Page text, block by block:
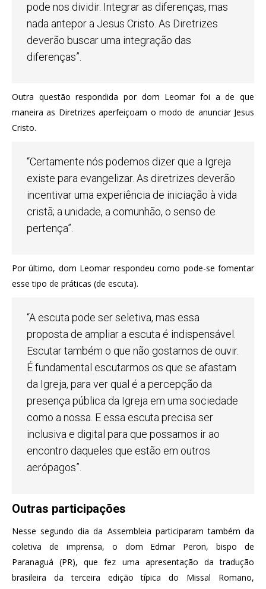
pode nos dividir. Integrar as diferenças, mas
nada antepor a Jesus Cristo. As Diretrizes
deverão buscar uma integração das
diferenças”.
Outra questão respondida por dom Leomar foi a de que
maneira as Diretrizes aperfeiçoam o modo de anunciar Jesus
Cristo.
“Certamente nós podemos dizer que a Igreja
existe para evangelizar. As diretrizes deverão
incentivar uma experiência de iniciação à vida
cristã; a unidade, a comunhão, o senso de
pertença”.
Por último, dom Leomar respondeu como pode-se fomentar
esse tipo de práticas (de escuta).
“A escuta pode ser seletiva, mas essa
proposta de ampliar a escuta é indispensável.
Escutar também o que não gostamos de ouvir.
É fundamental escutarmos os que se afastam
da Igreja, para ver qual é a percepção da
presença pública da Igreja em uma sociedade
como a nossa. E essa escuta precisa ser
inclusiva e digital para que possamos ir ao
encontro daqueles que estão em outros
aerópagos”.
Outras participações
Nesse segundo dia da Assembleia participaram também da
coletiva de imprensa, o dom Edmar Peron, bispo de
Paranaguá (PR), que fez uma apresentação da tradução
brasileira da terceira edição típica do Missal Romano,